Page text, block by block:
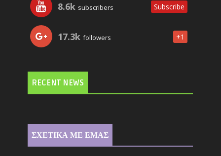
8.6k subscribers Subscribe
17.3k followers +1
RECENT NEWS
ΣΧΕΤΙΚΑ ΜΕ ΕΜΑΣ